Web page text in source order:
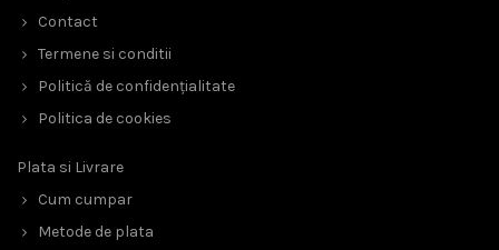
Contact
Termene si conditii
Politică de confidențialitate
Politica de cookies
Plata si Livrare
Cum cumpar
Metode de plata